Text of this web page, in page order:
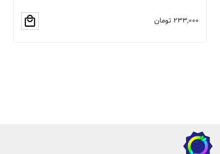
233,000 تومان